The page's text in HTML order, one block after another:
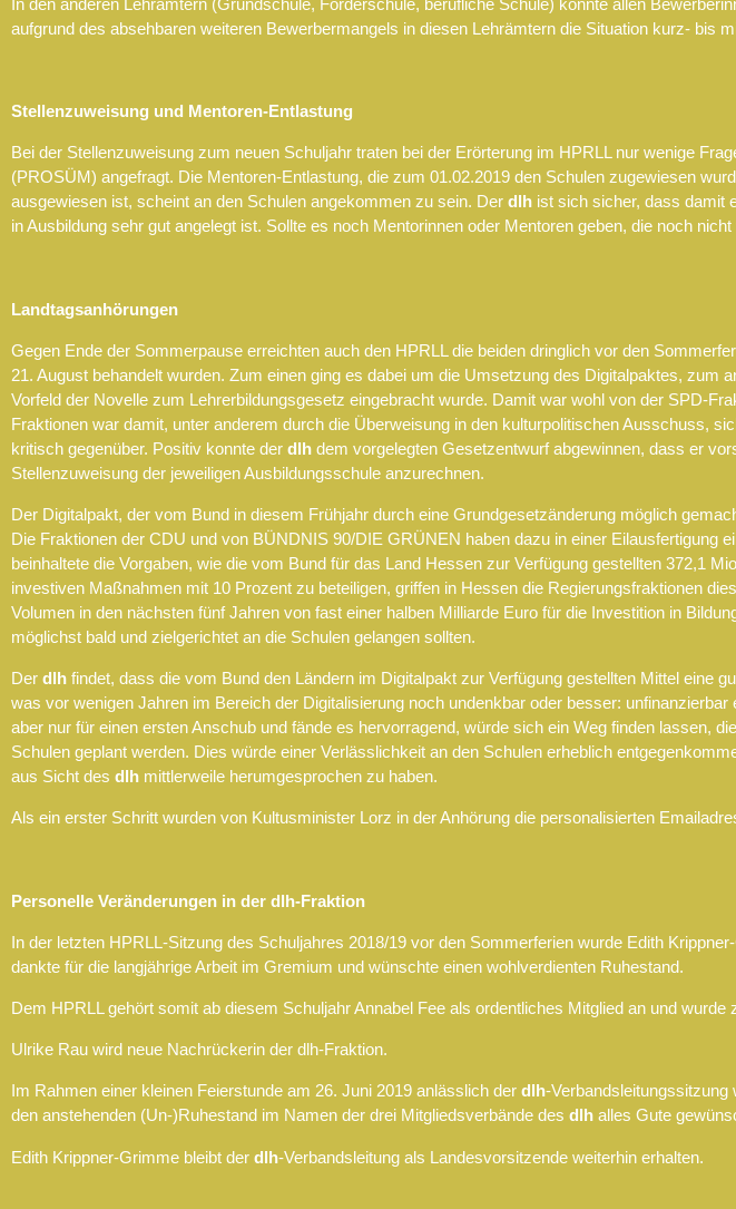
aufgrund des absehbaren weiteren Bewerbermangels in diesen Lehrämtern die Situation kurz- bis
Stellenzuweisung und Mentoren-Entlastung
Bei der Stellenzuweisung zum neuen Schuljahr traten bei der Erörterung im HPRLL nur wenige
(PROSÜM) angefragt. Die Mentoren-Entlastung, die zum 01.02.2019 den Schulen zugewiesen
ausgewiesen ist, scheint an den Schulen angekommen zu sein. Der dlh ist sich sicher, dass damit
in Ausbildung sehr gut angelegt ist. Sollte es noch Mentorinnen oder Mentoren geben, die noch
Landtagsanhörungen
Gegen Ende der Sommerpause erreichten auch den HPRLL die beiden dringlich vor den
21. August behandelt wurden. Zum einen ging es dabei um die Umsetzung des Digitalpaktes,
Vorfeld der Novelle zum Lehrerbildungsgesetz eingebracht wurde. Damit war wohl von der SPD-
Fraktionen war damit, unter anderem durch die Überweisung in den kulturpolitischen Ausschuss,
kritisch gegenüber. Positiv konnte der dlh dem vorgelegten Gesetzentwurf abgewinnen, dass er
Stellenzuweisung der jeweiligen Ausbildungsschule anzurechnen.
Der Digitalpakt, der vom Bund in diesem Frühjahr durch eine Grundgesetzänderung möglich
Die Fraktionen der CDU und von BÜNDNIS 90/DIE GRÜNEN haben dazu in einer
beinhaltete die Vorgaben, wie die vom Bund für das Land Hessen zur Verfügung gestellten 372,1
investiven Maßnahmen mit 10 Prozent zu beteiligen, griffen in Hessen die Regierungsfraktionen
Volumen in den nächsten fünf Jahren von fast einer halben Milliarde Euro für die Investition in
möglichst bald und zielgerichtet an die Schulen gelangen sollten.
Der dlh findet, dass die vom Bund den Ländern im Digitalpakt zur Verfügung gestellten Mittel eine
was vor wenigen Jahren im Bereich der Digitalisierung noch undenkbar oder besser:
aber nur für einen ersten Anschub und fände es hervorragend, würde sich ein Weg finden lassen,
Schulen geplant werden. Dies würde einer Verlässlichkeit an den Schulen erheblich
aus Sicht des dlh mittlerweile herumgesprochen zu haben.
Als ein erster Schritt wurden von Kultusminister Lorz in der Anhörung die personalisierten
Personelle Veränderungen in der dlh-Fraktion
In der letzten HPRLL-Sitzung des Schuljahres 2018/19 vor den Sommerferien wurde Edith
dankte für die langjährige Arbeit im Gremium und wünschte einen wohlverdienten Ruhestand.
Dem HPRLL gehört somit ab diesem Schuljahr Annabel Fee als ordentliches Mitglied an und wurde
Ulrike Rau wird neue Nachrückerin der dlh-Fraktion.
Im Rahmen einer kleinen Feierstunde am 26. Juni 2019 anlässlich der dlh-
den anstehenden (Un-)Ruhestand im Namen der drei Mitgliedsverbände des dlh alles Gute
Edith Krippner-Grimme bleibt der dlh-Verbandsleitung als Landesvorsitzende weiterhin erhalten.